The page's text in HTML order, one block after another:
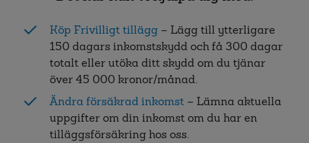
Köp Frivilligt tillägg – Lägg till ytterligare
150 dagars inkomstskydd och få 300 dagar
totalt eller utöka ditt skydd om du tjänar
över 45 000 kronor/månad.
Ändra försäkrad inkomst – Lämna aktuella
uppgifter om din inkomst om du har en
tilläggsförsäkring hos oss.